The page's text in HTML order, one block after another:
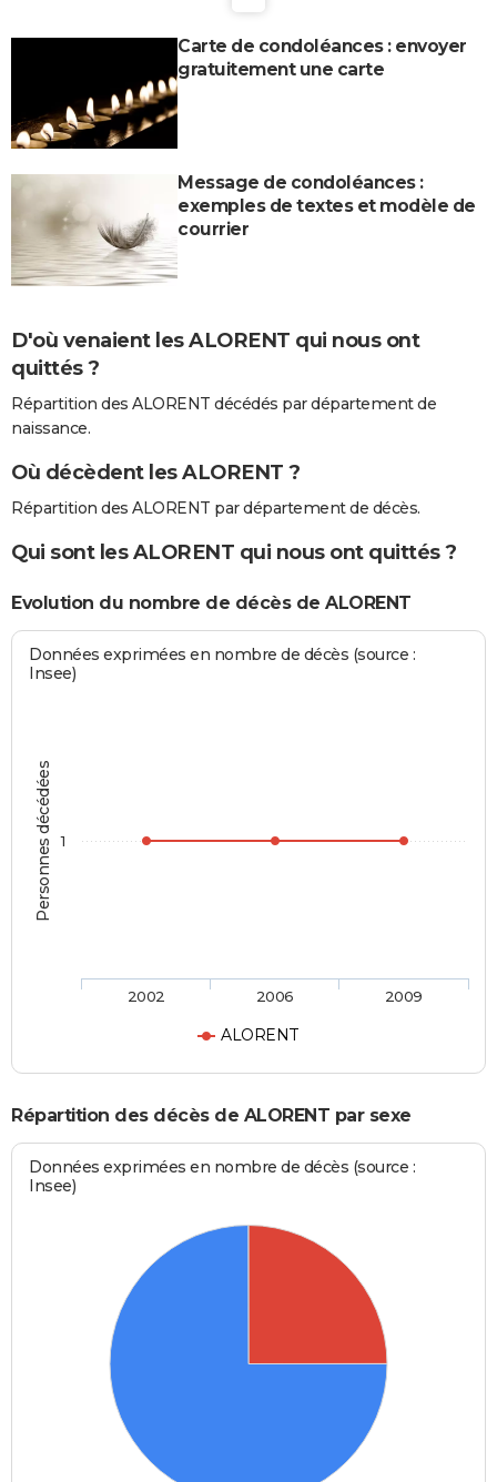
Carte de condoléances : envoyer
gratuitement une carte
Message de condoléances :
exemples de textes et modèle de
courrier
D'où venaient les ALORENT qui nous ont
quittés ?
Répartition des ALORENT décédés par département de
naissance.
Où décèdent les ALORENT ?
Répartition des ALORENT par département de décès.
Qui sont les ALORENT qui nous ont quittés ?
Evolution du nombre de décès de ALORENT
Personnes décédées
Données exprimées en nombre de décès (source :
Insee)
ALORENT
2002 2006 2009
1
Répartition des décès de ALORENT par sexe
Données exprimées en nombre de décès (source :
Insee)